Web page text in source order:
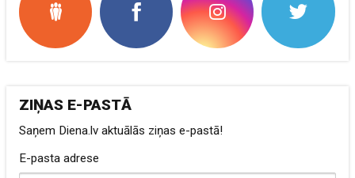
ZIŅAS E-PASTĀ
Saņem Diena.lv aktuālās ziņas e-pastā!
E-pasta adrese